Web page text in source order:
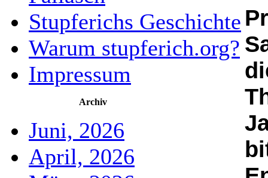
Stupferichs Geschichte
Warum stupferich.org?
Impressum
Archiv
Juni, 2026
April, 2026